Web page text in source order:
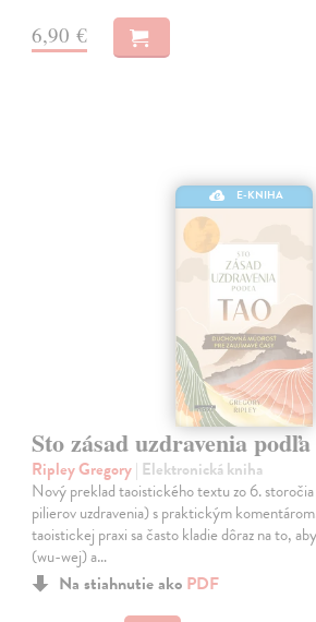
6,90 €
E-KNIHA
Sto zásad uzdravenia
Ripley Gregory| Elektronická kniha
Nový preklad taoistického textu zo 6. storočia
pilierov uzdravenia) s praktickým
taoistickej praxi sa často kladie dôraz na to,
(wu-wej) a…
Na stiahnutie ako PDF